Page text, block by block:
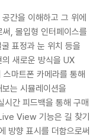
간을 이해하고 그 위에
, 몰입형 인터페이스를
표정과 눈 위치 등을
새로운 방식을 UX
마트폰 카메라를 통해
는 시뮬레이션을
시간 피드백을 통해 구매
View 기능은 길 찾기
방향 표시를 더함으로써